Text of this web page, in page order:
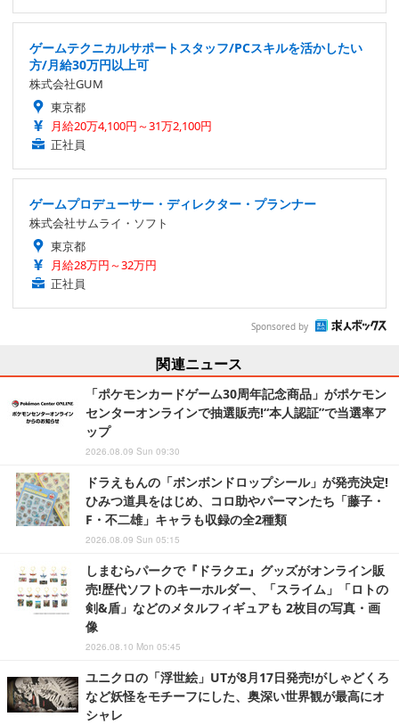
ゲームテクニカルサポートスタッフ/PCスキルを活かしたい
方/月給30万円以上可
株式会社GUM
東京都
月給20万4,100円～31万2,100円
正社員
ゲームプロデューサー・ディレクター・プランナー
株式会社サムライ・ソフト
東京都
月給28万円～32万円
正社員
Sponsored by
関連ニュース
「ポケモンカードゲーム30周年記念商品」がポケモン
センターオンラインで抽選販売!“本人認証”で当選率ア
ップ
2026.08.09 Sun 09:30
ドラえもんの「ボンボンドロップシール」が発売決定!
ひみつ道具をはじめ、コロ助やパーマンたち「藤子・
F・不二雄」キャラも収録の全2種類
2026.08.09 Sun 05:15
しまむらパークで『ドラクエ』グッズがオンライン販
売!歴代ソフトのキーホルダー、「スライム」「ロトの
剣&盾」などのメタルフィギュアも 2枚目の写真・画
像
2026.08.10 Mon 05:45
ユニクロの「浮世絵」UTが8月17日発売!がしゃどくろ
など妖怪をモチーフにした、奥深い世界観が最高にオ
シャレ